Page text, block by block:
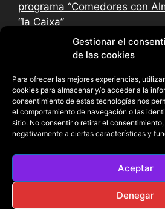
Gestionar el
de las cookies
Para ofrecer las mejores experiencias,
cookies para almacenar y/o acceder a la
consentimiento de estas tecnologías nos
el comportamiento de navegación o las
sitio. No consentir o retirar el
negativamente a ciertas características y
Aceptar
Denegar
programa “Comedores con
“la Caixa”